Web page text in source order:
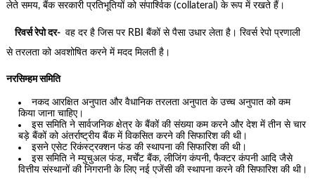
लेते समय, बैंक सरकारी प्रतिभूतियों को संपार्श्विक (collateral) के रूप में रखते हैं।
रिवर्स रेपो दर- वह दर है जिस पर RBI बैंकों से पैसा उधार लेता है। रिवर्स रेपो प्रणाली
से तरलता को अवशोषित करने में मदद मिलती है।
नरसिम्हम समिति
नकद आरक्षित अनुपात और वैधानिक तरलता अनुपात के उच्च अनुपात को कम
किया जाना चाहिए।
इस समिति ने सार्वजनिक क्षेत्र के बैंकों की संख्या कम करने और देश में तीन से चार
बड़े बैंकों को अंतर्राष्ट्रीय बैंक में विकसित करने की सिफारिश की थी।
इसने एसेट रिकंस्ट्रक्शन फंड की स्थापना की सिफारिश की थी।
इस समिति ने म्युचुअल फंड, मर्चेंट बैंक, लीजिंग कंपनी, फैक्टर कंपनी आदि जैसे
वित्तीय संस्थानों की निगरानी के लिए नई एजेंसी की स्थापना करने की सिफारिश की थी।